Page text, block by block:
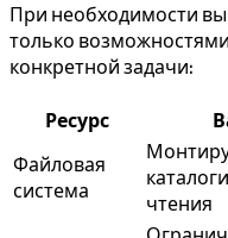
При необходимости
только
конкретной задачи:
Ресурс
Файловая
система
чтения